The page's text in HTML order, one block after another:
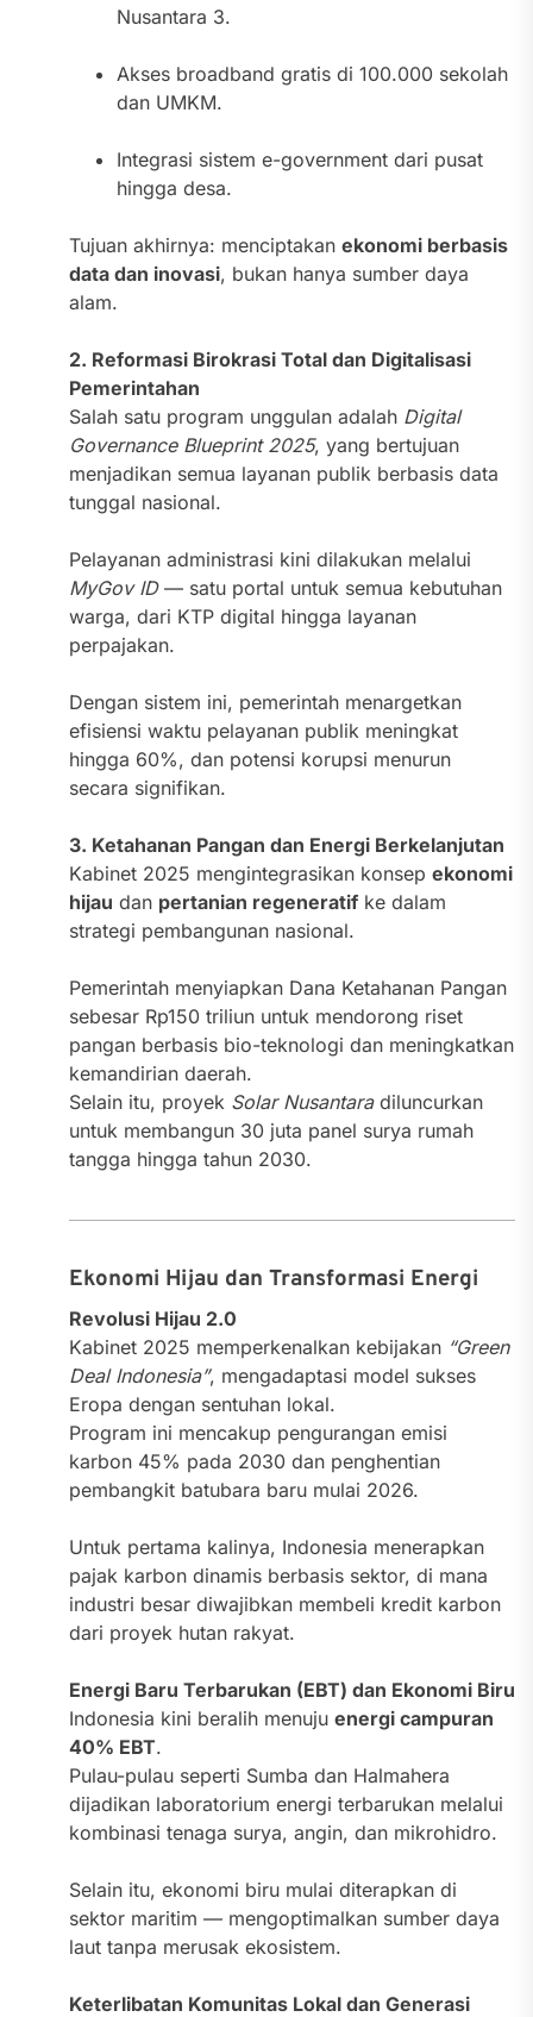
Nusantara 3.
Akses broadband gratis di 100.000 sekolah
dan UMKM.
Integrasi sistem e-government dari pusat
hingga desa.
Tujuan akhirnya: menciptakan ekonomi berbasis
data dan inovasi, bukan hanya sumber daya
alam.
2. Reformasi Birokrasi Total dan Digitalisasi
Pemerintahan
Salah satu program unggulan adalah Digital
Governance Blueprint 2025, yang bertujuan
menjadikan semua layanan publik berbasis data
tunggal nasional.
Pelayanan administrasi kini dilakukan melalui
MyGov ID— satu portal untuk semua kebutuhan
warga, dari KTP digital hingga layanan
perpajakan.
Dengan sistem ini, pemerintah menargetkan
efisiensi waktu pelayanan publik meningkat
hingga 60%, dan potensi korupsi menurun
secara signifikan.
3. Ketahanan Pangan dan Energi Berkelanjutan
Kabinet 2025 mengintegrasikan konsep ekonomi
hijau dan pertanian regeneratifke dalam
strategi pembangunan nasional.
Pemerintah menyiapkan Dana Ketahanan Pangan
sebesar Rp150 triliun untuk mendorong riset
pangan berbasis bio-teknologi dan meningkatkan
kemandirian daerah.
Selain itu, proyek Solar Nusantaradiluncurkan
untuk membangun 30 juta panel surya rumah
tangga hingga tahun 2030.
Ekonomi Hijau dan Transformasi Energi
Revolusi Hijau 2.0
Kabinet 2025 memperkenalkan kebijakan “Green
Deal Indonesia”, mengadaptasi model sukses
Eropa dengan sentuhan lokal.
Program ini mencakup pengurangan emisi
karbon 45% pada 2030 dan penghentian
pembangkit batubara baru mulai 2026.
Untuk pertama kalinya, Indonesia menerapkan
pajak karbon dinamis berbasis sektor, di mana
industri besar diwajibkan membeli kredit karbon
dari proyek hutan rakyat.
Energi Baru Terbarukan (EBT) dan Ekonomi Biru
Indonesia kini beralih menuju energi campuran
40% EBT.
Pulau-pulau seperti Sumba dan Halmahera
dijadikan laboratorium energi terbarukan melalui
kombinasi tenaga surya, angin, dan mikrohidro.
Selain itu, ekonomi biru mulai diterapkan di
sektor maritim — mengoptimalkan sumber daya
laut tanpa merusak ekosistem.
Keterlibatan Komunitas Lokal dan Generasi